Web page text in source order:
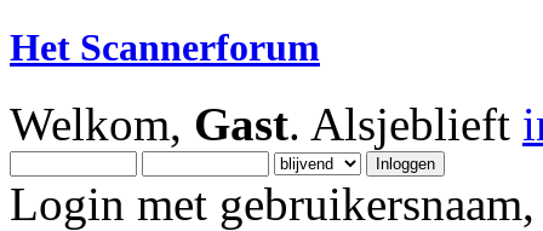
Het Scannerforum
Welkom, Gast. Alsjeblieft
Login met